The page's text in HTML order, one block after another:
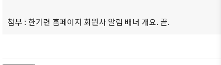
첨부 : 한기련 홈페이지 회원사 알림 배너 개요. 끝.